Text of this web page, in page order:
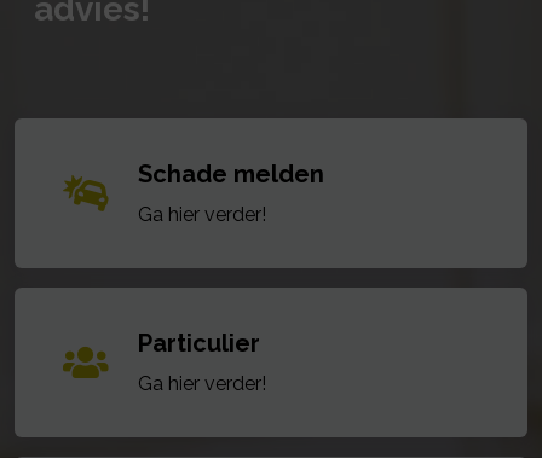
advies!
Schade melden
Ga hier verder!
Particulier
Ga hier verder!